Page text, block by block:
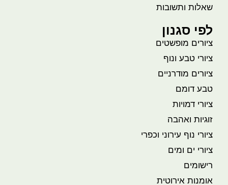
שאלות ותשובות
לפי סגנון
ציורים מופשטים
ציורי טבע ונוף
ציורים מודרניים
טבע דומם
ציורי דמויות
זוגיות ואהבה
ציורי נוף עירוני וכפרי
ציורי ים ומים
רישומים
אומנות אירוטית